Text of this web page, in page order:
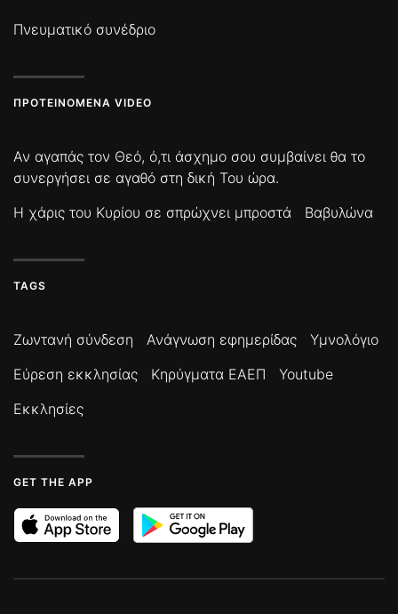
Πνευματικό συνέδριο
ΠΡΟΤΕΙΝΌΜΕΝΑ VIDEO
Αν αγαπάς τον Θεό, ό,τι άσχημο σου συμβαίνει θα το
συνεργήσει σε αγαθό στη δική Του ώρα.
Η χάρις του Κυρίου σε σπρώχνει μπροστά
Βαβυλώνα
TAGS
Ζωντανή σύνδεση Ανάγνωση εφημερίδας
Υμνολόγιο
Εύρεση εκκλησίας
Κηρύγματα ΕΑΕΠ
Youtube
Εκκλησίες
GET THE APP